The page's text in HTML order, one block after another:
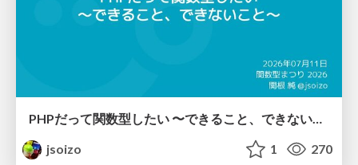
PHPだって関数型したい 〜できること、できないこと〜 / fp-in-php
jsoizo
1 270